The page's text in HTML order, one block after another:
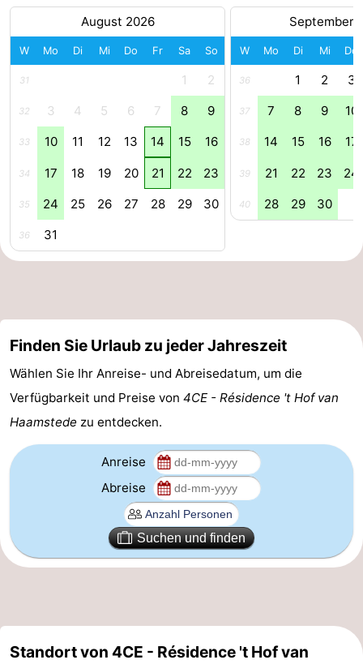
Forum
Parken
Reisebuchshop
Medizin
Adressen
Region
-
Leiden
Bollenstreek
-
Natur
Hollands
-
Noordwijk
-
Scheveningen
-
Rockanje
Zeeland
August 2026
W Mo Di Mi Do Fr Sa So
31 1 2
32 3 4 5 6 7 8 9
33 10 11 12 13 14 15 16
34 17 18 19 20 21 22 23
35 24 25 26 27 28 29 30
36 31
September
W Mo Di Mi Do
36 1 2 3
37 7 8 9 10
38 14 15 16 17
39 21 22 23 24
40 28 29 30
Finden Sie Urlaub zu jeder Jahreszeit
Wählen Sie Ihr Anreise- und Abreisedatum, um die
Verfügbarkeit und Preise von 4CE - Résidence 't Hof van
Haamstede zu entdecken.
Anreise
Abreise
Suchen und finden
Standort von 4CE - Résidence 't Hof van